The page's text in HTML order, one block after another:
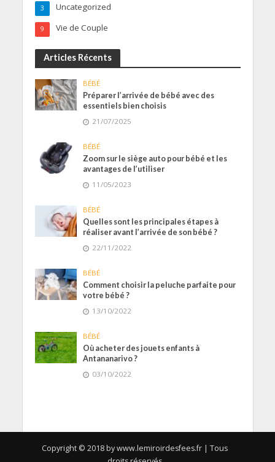
Uncategorized
3
Vie de Couple
9
Articles Récents
BÉBÉ
Préparer l’arrivée de bébé avec des
essentiels bien choisis
21/07/2025
BÉBÉ
Zoom sur le siège auto pour bébé et les
avantages de l’utiliser
11/05/2023
BÉBÉ
Quelles sont les principales étapes à
réaliser avant l’arrivée de son bébé ?
22/11/2022
BÉBÉ
Comment choisir la peluche parfaite pour
votre bébé ?
13/10/2022
BÉBÉ
Où acheter des jouets enfants à
Antananarivo ?
03/10/2022
Copyright © 2018 by www.lemiroirdesfees.fr | Tous